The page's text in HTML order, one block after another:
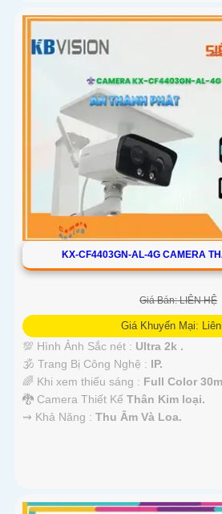
KX-CF4403GN-AL-4G CAMERA
Giá Bán: LIÊN HỆ
Giá Khuyến Mại:
💯 Hình Ảnh Sắc nét : Ultra 2k .
🕉️ Trang Bị Công Nghệ : IP.
🌈 Khi xem thiếu sáng : Full Color
🐉️ Camera Thiết Kế Thân Kim loại.
️⇝ Khả Năng : Thu Âm Và Loa.